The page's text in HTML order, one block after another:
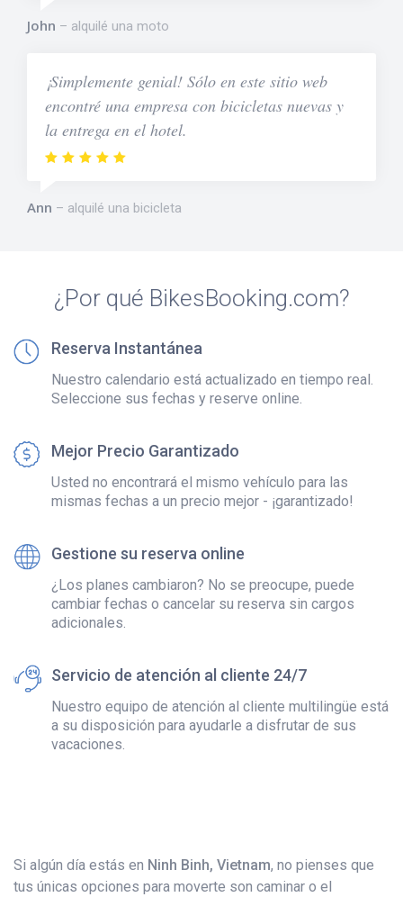
John alquilé una moto
¡Simplemente genial! Sólo en este sitio web
encontré una empresa con bicicletas nuevas y
la entrega en el hotel.
Ann alquilé una bicicleta
¿Por qué BikesBooking.com?
Reserva Instantánea
Nuestro calendario está actualizado en tiempo real.
Seleccione sus fechas y reserve online.
Mejor Precio Garantizado
Usted no encontrará el mismo vehículo para las
mismas fechas a un precio mejor - ¡garantizado!
Gestione su reserva online
¿Los planes cambiaron? No se preocupe, puede
cambiar fechas o cancelar su reserva sin cargos
adicionales.
Servicio de atención al cliente 24/7
Nuestro equipo de atención al cliente multilingüe está
a su disposición para ayudarle a disfrutar de sus
vacaciones.
Si algún día estás en Ninh Binh, Vietnam, no pienses que
tus únicas opciones para moverte son caminar o el